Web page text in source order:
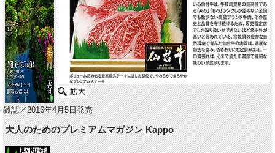
雑誌／2016年4月5日発売
大人のためのプレミアムマガジン Kappo